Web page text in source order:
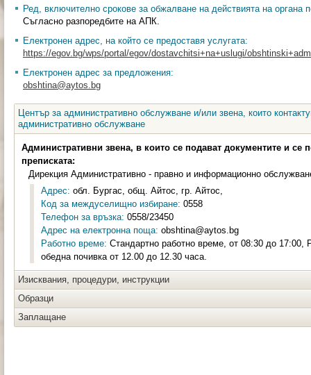
Ред, включително срокове за обжалване на действията на органа
Съгласно разпоредбите на АПК.
Електронен адрес, на който се предоставя услугата:
https://egov.bg/wps/portal/egov/dostavchitsi+na+uslugi/
Електронен адрес за предложения:
obshtina@aytos.bg
Център за административно обслужване и/или звена, които
административно обслужване
Административни звена, в които се подават документите и се
преписката:
Дирекция Административно - правно и информационно
Адрес: обл. Бургас, общ. Айтос, гр. Айтос,
Код за междуселищно избиране: 0558
Телефон за връзка: 0558/23450
Адрес на електронна поща: obshtina@aytos.bg
Работно време: Стандартно работно време, от 08:30 до 17:00,
обедна почивка от 12.00 до 12.30 часа.
Изисквания, процедури, инструкции
Образци
Заплащане